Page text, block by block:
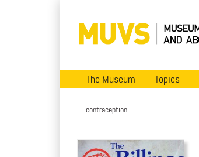
The Museum Topics
contraception